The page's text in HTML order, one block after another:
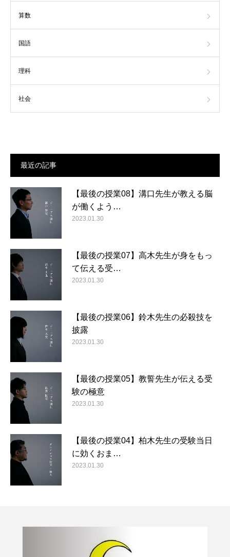
算数
国語
理科
社会
最近の記事
【最後の授業08】溝口先生が教える脳
が働くよう…
2023.01.30
【最後の授業07】高木先生が身をもっ
て伝える受…
2023.01.30
【最後の授業06】鈴木先生の必殺技を
披露
2023.01.30
【最後の授業05】教誓先生が伝える受
験の極意
2023.01.30
【最後の授業04】柏木先生の受験当日
に効くおま…
2023.01.30